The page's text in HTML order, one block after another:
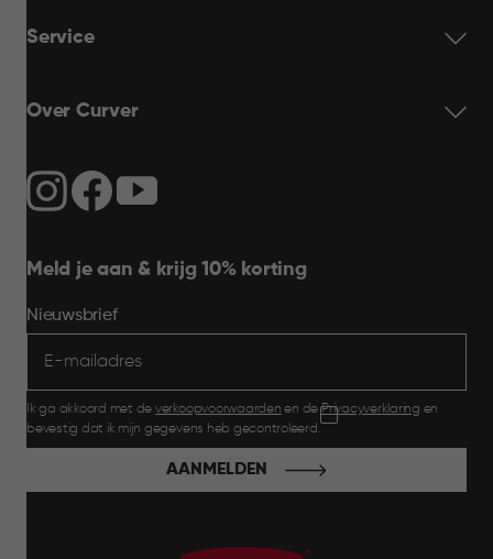
Service
Over Curver
Meld je aan & krijg 10% korting
Nieuwsbrief
Ik ga akkoord met de verkoopvoorwaarden en dePrivacyverklaring en
bevestig dat ik mijn gegevens heb gecontroleerd.
AANMELDEN